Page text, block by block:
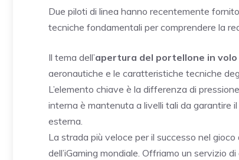
Due piloti di linea hanno recentemente
tecniche fondamentali per comprendere la
Il tema dell’apertura del portellone in volo
aeronautiche e le caratteristiche tecniche
L’elemento chiave è la differenza di
interna è mantenuta a livelli tali da garantire
esterna.
La strada più veloce per il successo nel gioco
dell’iGaming mondiale. Offriamo un servizio